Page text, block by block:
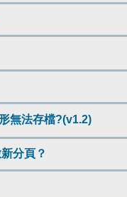
無法存檔?(v1.2)
分頁？